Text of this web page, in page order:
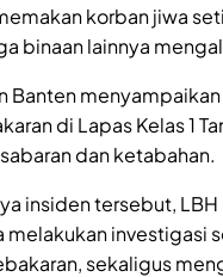
korban jiwa
binaan lainnya
Banten
di Lapas Kelas 1
dan ketabahan.
insiden tersebut,
melakukan investigasi
sekaligus